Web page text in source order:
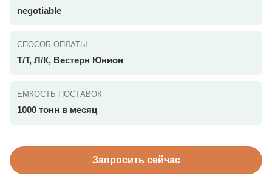
negotiable
СПОСОБ ОПЛАТЫ
Т/Т, Л/К, Вестерн Юнион
ЕМКОСТЬ ПОСТАВОК
1000 тонн в месяц
Запросить сейчас